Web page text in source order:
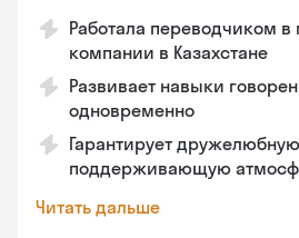
Работала переводчиком
компании в Казахстане
Развивает навыки
одновременно
Гарантирует
поддерживающую
Читать дальше